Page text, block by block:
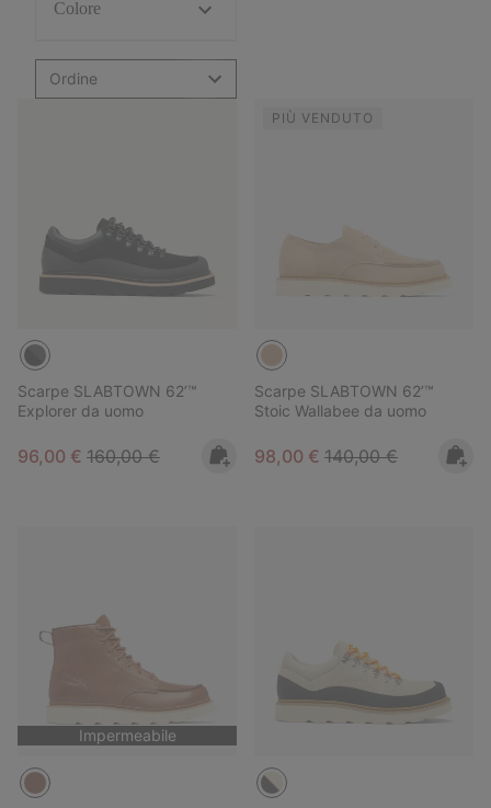
Colore
Ordine
Scarpe SLABTOWN 62’™
Explorer da uomo
Sale price:
96,00 € Regular price:
160,00 €
PIÙ VENDUTO
Scarpe SLABTOWN 62’™
Stoic Wallabee da uomo
Sale price:
98,00 € Regular price:
140,00 €
Impermeabile